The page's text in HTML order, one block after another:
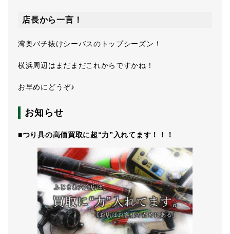
店長から一言！
湾奥バチ抜けシーバスのトップシーズン！
横浜周辺はまだまだこれからですかね！
お早めにどうぞ♪
お知らせ
■つり具の高価買取に超“力”入れてます！！！